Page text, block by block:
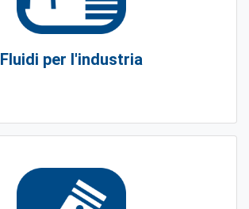
Fluidi per l'industria